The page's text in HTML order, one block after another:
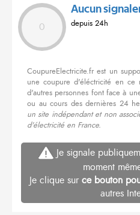
0
Aucun
depuis 24h
CoupureElectricite.fr est un
une coupure d'éléctricité en ce
d'autres personnes font face à
ou au cours des dernières 24
un site indépendant et non
d'électricité en France.
Je signale
moment
Je clique sur ce bouton
autres